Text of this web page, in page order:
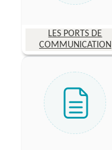
LES PORTS DE
COMMUNICATION